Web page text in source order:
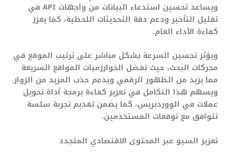
ويساعد تحسين استدعاء البيانات من واجهات API في
تقليل التأخير ودعم دقة التحديثات اللحظية، كما يعزز
كفاءة الأداء العام.
ويؤثر تحسين السرعة بشكل مباشر على ترتيب الموقع في
محركات البحث، حيث تفضل الخوارزميات المواقع السريعة
مما يزيد من الظهور الرقمي ويدعم جذب المزيد من الزوار.
ويسهم هذا التكامل في تعزيز كفاءة برمجة أداة تحويل
عملات في الووردبريس، كما يضمن تقديم تجربة سلسة
تتوافق مع توقعات المستخدمين.
تعزيز السيو عبر المحتوى الاقتصادي المتجدد